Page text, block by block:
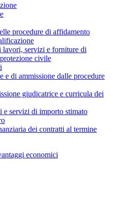
procedure di affidamento
servizi e forniture di
civile
e di ammissione dalle procedure
giudicatrice e curricula dei
e servizi di importo stimato
dei contratti al termine
economici